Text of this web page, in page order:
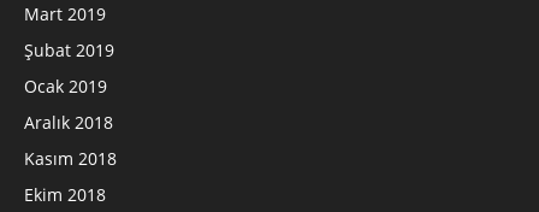
Mart 2019
Şubat 2019
Ocak 2019
Aralık 2018
Kasım 2018
Ekim 2018